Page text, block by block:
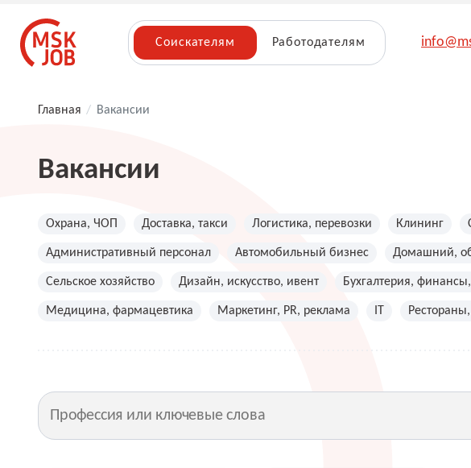
Соискателям Работодателям
Главная / Вакансии
Вакансии
Охрана, ЧОП Доставка, такси Логистика, перевозки Клининг
Административный персонал Автомобильный бизнес Домашний,
Сельское хозяйство Дизайн, искусство, ивент Бухгалтерия,
Медицина, фармацевтика Маркетинг, PR, реклама